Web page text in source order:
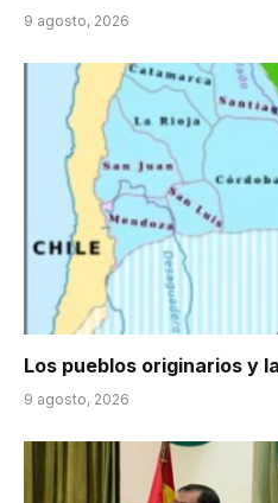
9 agosto, 2026
Los pueblos originarios y
9 agosto, 2026